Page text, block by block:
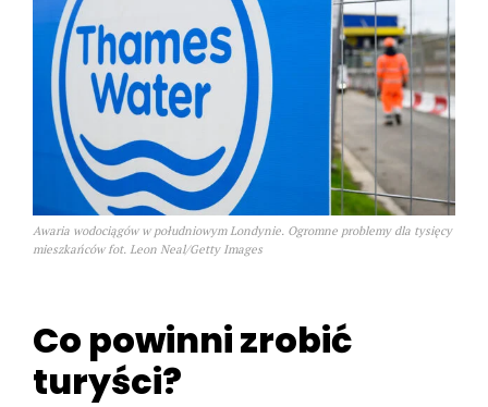
Awaria wodociągów w południowym Londynie. Ogromne problemy dla tysięcy
mieszkańców fot. Leon Neal/Getty Images
Co powinni zrobić
turyści?